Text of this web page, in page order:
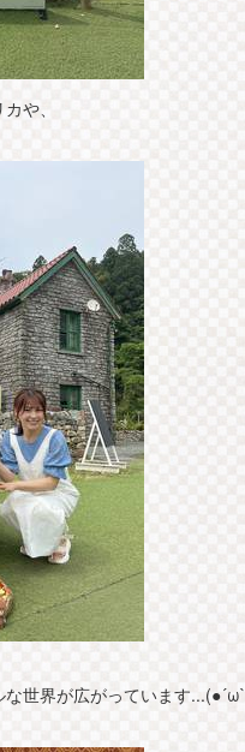
や、
世界が広がっています